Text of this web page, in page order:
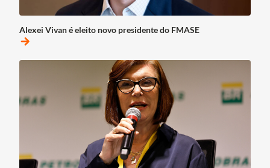
Alexei Vivan é eleito novo presidente do FMASE
arrow_forward